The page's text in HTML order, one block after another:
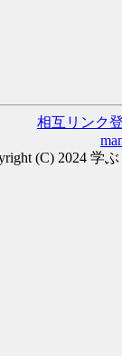
相互リンク
(C) 2024 学